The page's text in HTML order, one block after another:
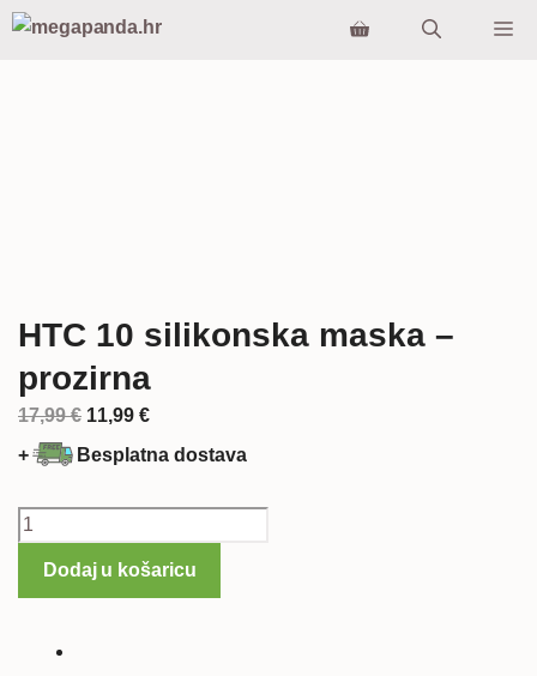
Preskoči
HTC 10 silikonska maska –
prozirna
17,99€ Izvorna
cijena
je:
11,99 €Trenutna
cijena
11,99 €.
+ Besplatna dostava
HTC
silikonska
Dodaj u košaricu